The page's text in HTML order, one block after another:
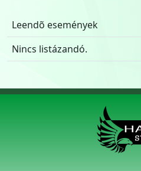
Leendõ események
Nincs listázandó.